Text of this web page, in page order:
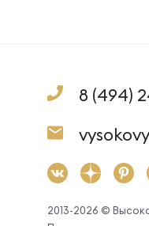
8 (494)
2013-2026 ©